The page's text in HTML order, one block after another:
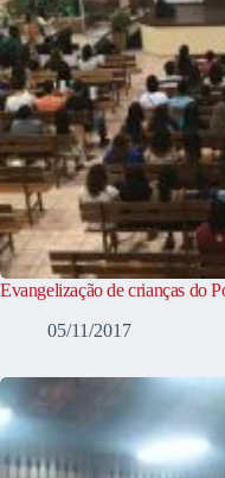
Evangelização de crianças do
05/11/2017